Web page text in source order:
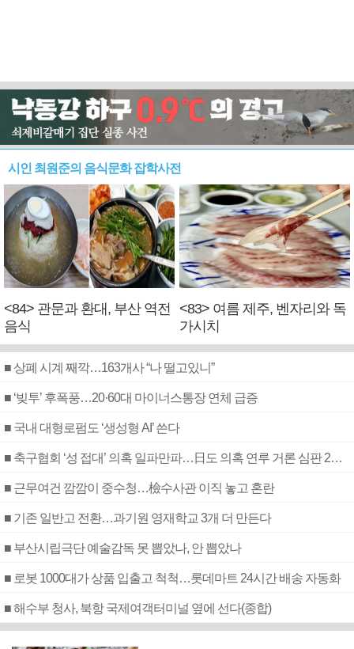
시인 최원준의 음식문화 잡학사전
<84> 관문과 환대, 부산 역전
음식
<83> 여름 제주, 벤자리와 독
가시치
■ 상폐 시계 째깍…163개사 “나 떨고있니”
■ ‘빚투’ 후폭풍…20·60대 마이너스통장 연체 급증
■ 국내 대형로펌도 ‘생성형 AI’ 쓴다
■ 축구협회 ‘성 접대’ 의혹 일파만파…日도 의혹 연루 거론 심판 2명 조사
■ 근무여건 깜깜이 중수청…檢수사관 이직 놓고 혼란
■ 기존 일반고 전환…과기원 영재학교 3개 더 만든다
■ 부산시립극단 예술감독 못 뽑았나, 안 뽑았나
■ 로봇 1000대가 상품 입출고 척척…롯데마트 24시간 배송 자동화
■ 해수부 청사, 북항 국제여객터미널 옆에 선다(종합)